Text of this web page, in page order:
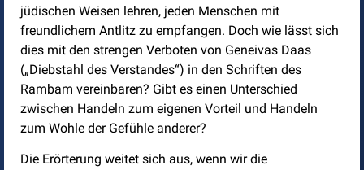
jüdischen Weisen lehren, jeden Menschen mit
freundlichem Antlitz zu empfangen. Doch wie lässt sich
dies mit den strengen Verboten von Geneivas Daas
(„Diebstahl des Verstandes“) in den Schriften des
Rambam vereinbaren? Gibt es einen Unterschied
zwischen Handeln zum eigenen Vorteil und Handeln
zum Wohle der Gefühle anderer?
Die Erörterung weitet sich aus, wenn wir die